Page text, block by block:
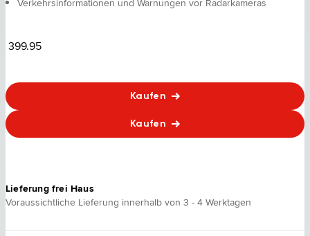
Verkehrsinformationen und Warnungen vor Radarkameras
399.95
Kaufen
Kaufen
Lieferung frei Haus
Voraussichtliche Lieferung innerhalb von 3 - 4 Werktagen